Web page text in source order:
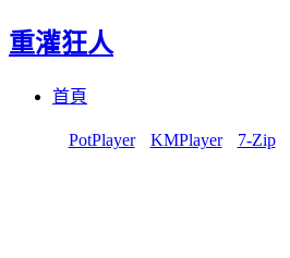
重灌狂人
首頁
PotPlayer KMPlayer 7-Zip